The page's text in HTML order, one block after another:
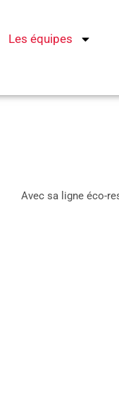
Les équipes
Avec sa ligne éco-